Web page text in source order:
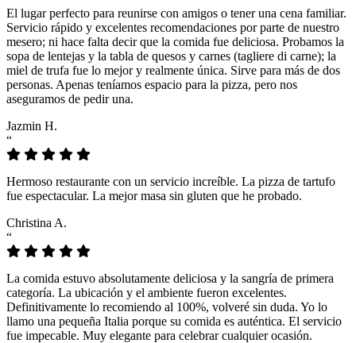
El lugar perfecto para reunirse con amigos o tener una cena familiar.
Servicio rápido y excelentes recomendaciones por parte de nuestro
mesero; ni hace falta decir que la comida fue deliciosa. Probamos la
sopa de lentejas y la tabla de quesos y carnes (tagliere di carne); la
miel de trufa fue lo mejor y realmente única. Sirve para más de dos
personas. Apenas teníamos espacio para la pizza, pero nos
aseguramos de pedir una.
Jazmin H.
“
Hermoso restaurante con un servicio increíble. La pizza de tartufo
fue espectacular. La mejor masa sin gluten que he probado.
Christina A.
“
La comida estuvo absolutamente deliciosa y la sangría de primera
categoría. La ubicación y el ambiente fueron excelentes.
Definitivamente lo recomiendo al 100%, volveré sin duda. Yo lo
llamo una pequeña Italia porque su comida es auténtica. El servicio
fue impecable. Muy elegante para celebrar cualquier ocasión.